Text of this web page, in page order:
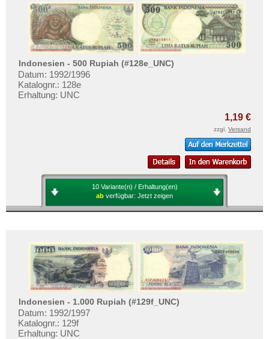
Indonesien - 500 Rupiah (#128e_UNC)
Datum: 1992/1996
Katalognr.: 128e
Erhaltung: UNC
1,19 €
zzgl. Versand
10 Variante(n) / Erhaltung(en)
ab verfügbar: Jetzt zeigen
Indonesien - 1.000 Rupiah (#129f_UNC)
Datum: 1992/1997
Katalognr.: 129f
Erhaltung: UNC